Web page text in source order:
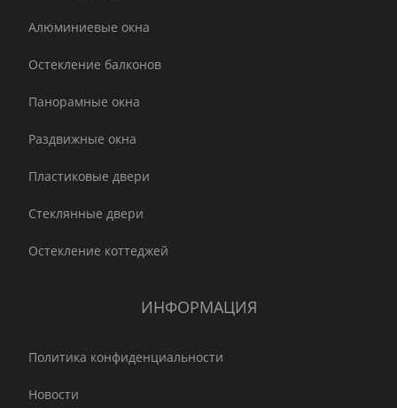
Алюминиевые окна
Остекление балконов
Панорамные окна
Раздвижные окна
Пластиковые двери
Стеклянные двери
Остекление коттеджей
ИНФОРМАЦИЯ
Политика конфиденциальности
Новости